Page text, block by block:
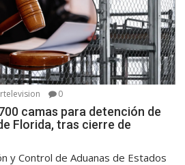
0
camas para detención de
Florida, tras cierre de
y Control de Aduanas de Estados